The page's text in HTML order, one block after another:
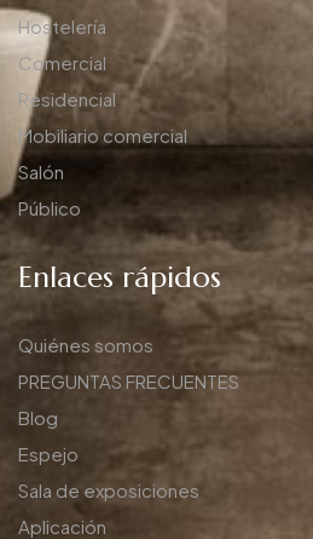
Hostelería
Comercial
Residencial
Mobiliario comercial
Salón
Público
Enlaces rápidos
Quiénes somos
PREGUNTAS FRECUENTES
Blog
Espejo
Sala de exposiciones
Aplicación